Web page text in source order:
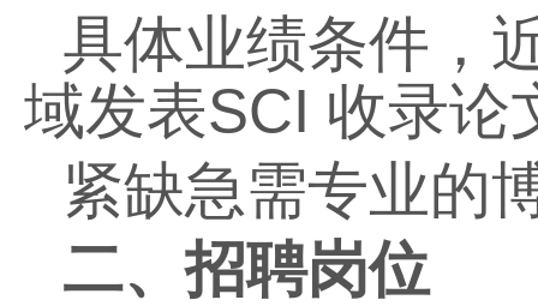
具体业绩条件，
域发表SCI 收录论
紧缺急需专业的
二、招聘岗位